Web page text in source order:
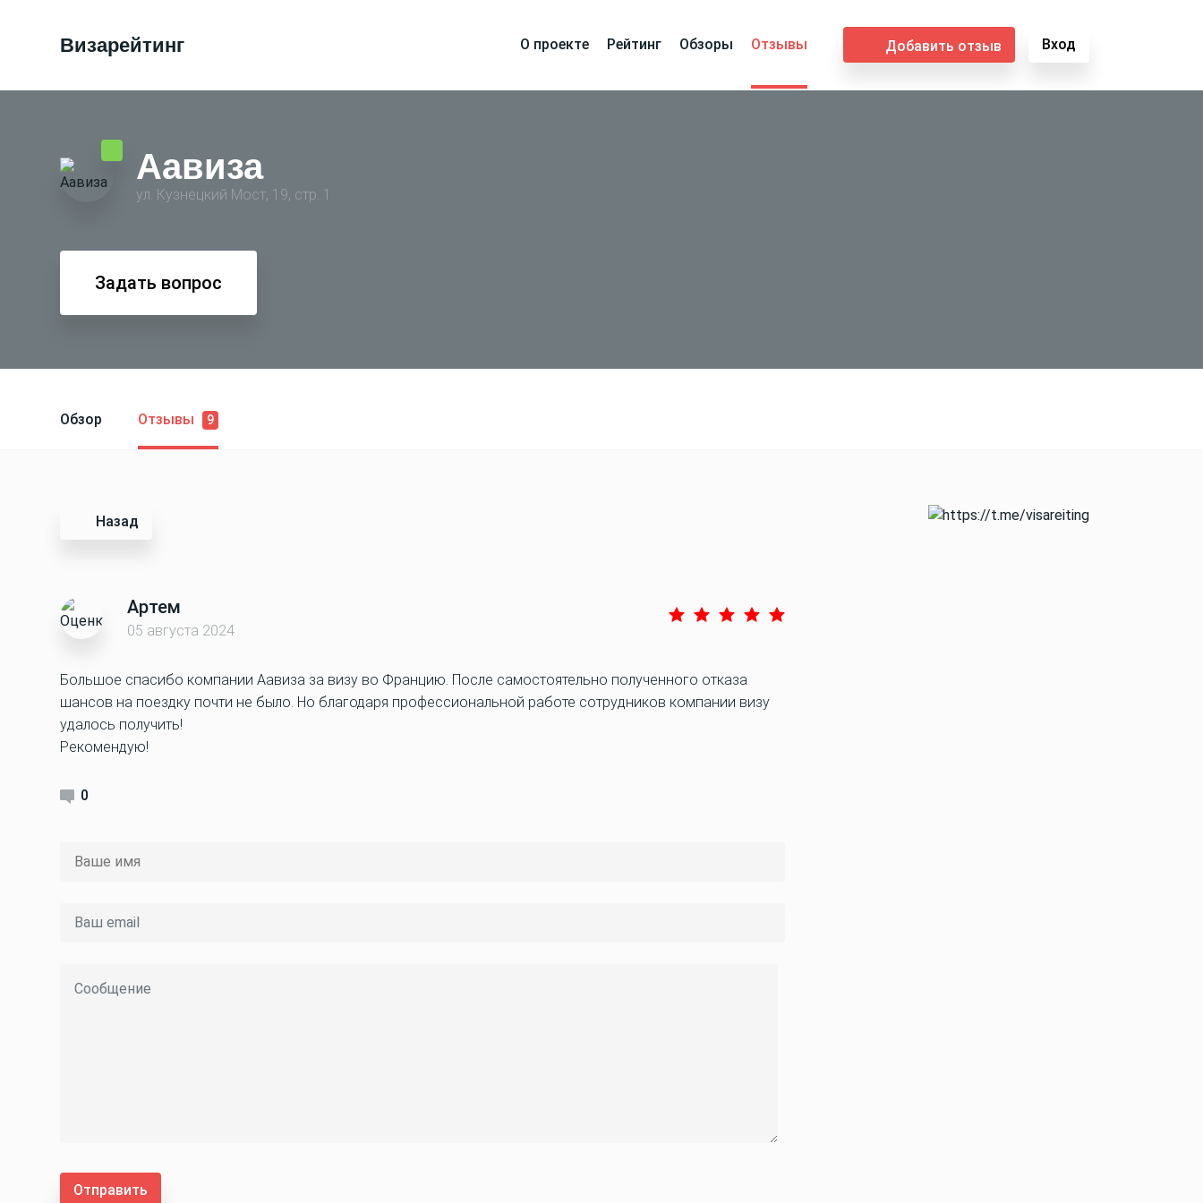
Визарейтинг О проекте Рейтинг Обзоры Отзывы Добавить отзыв Вход
Аавиза
ул. Кузнецкий Мост, 19, стр. 1
Задать вопрос
Обзор Отзывы 9
Назад
Артем
05 августа 2024
Большое спасибо компании Аавиза за визу во Францию. После самостоятельно полученного отказа
шансов на поездку почти не было. Но благодаря профессиональной работе сотрудников компании визу
удалось получить!
Рекомендую!
0
Отправить